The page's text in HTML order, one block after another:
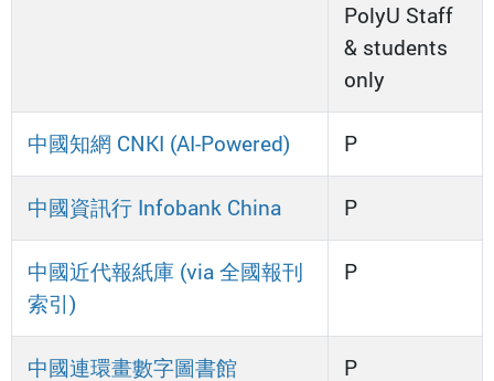
PolyU Staff
& students
only
中國知網 CNKI (AI-Powered) P
中國資訊行 Infobank China P
中國近代報紙庫 (via 全國報刊
索引)
P
中國連環畫數字圖書館 P